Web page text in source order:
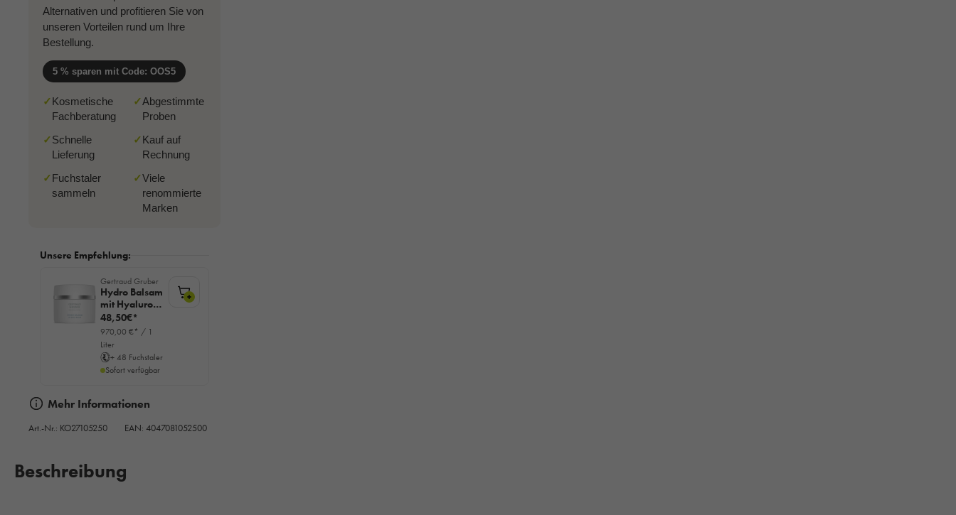
Alternativen und profitieren Sie von
unseren Vorteilen rund um Ihre
Bestellung.
5 % sparen mit Code: OOS5
✓Kosmetische
Fachberatung
✓Abgestimmte
Proben
✓Schnelle
Lieferung
✓Kauf auf
Rechnung
✓Fuchstaler
sammeln
✓Viele
renommierte
Marken
Unsere Empfehlung:
Gertraud Gruber
Hydro Balsam
mit Hyaluron,
50ml
48,50€*
970,00 €* / 1
Liter
+ 48 Fuchstaler
Sofort verfügbar
+
Mehr Informationen
Art.-Nr.: KO27105250 EAN: 4047081052500
Beschreibung